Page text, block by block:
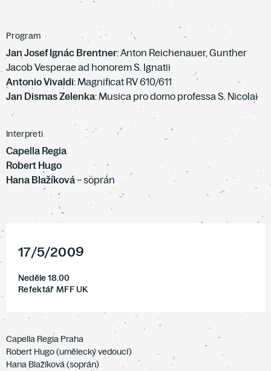
Program
Jan Josef Ignác Brentner: Anton Reichenauer, Gunther
Jacob Vesperae ad honorem S. Ignatii
Antonio Vivaldi: Magnificat RV 610/611
Jan Dismas Zelenka: Musica pro domo professa S. Nicolai
Interpreti
Capella Regia
Robert Hugo
Hana Blažíková– soprán
17/5/2009
Neděle 18.00
Refektář MFF UK
Capella Regia Praha
Robert Hugo (umělecký vedoucí)
Hana Blažíková (soprán)